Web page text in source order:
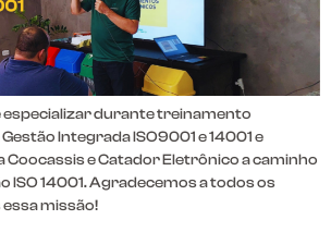
especializar durante treinamento
Integrada ISO9001 e 14001 e
e Catador Eletrônico a caminho
ISO 14001. Agradecemos a todos os
missão!